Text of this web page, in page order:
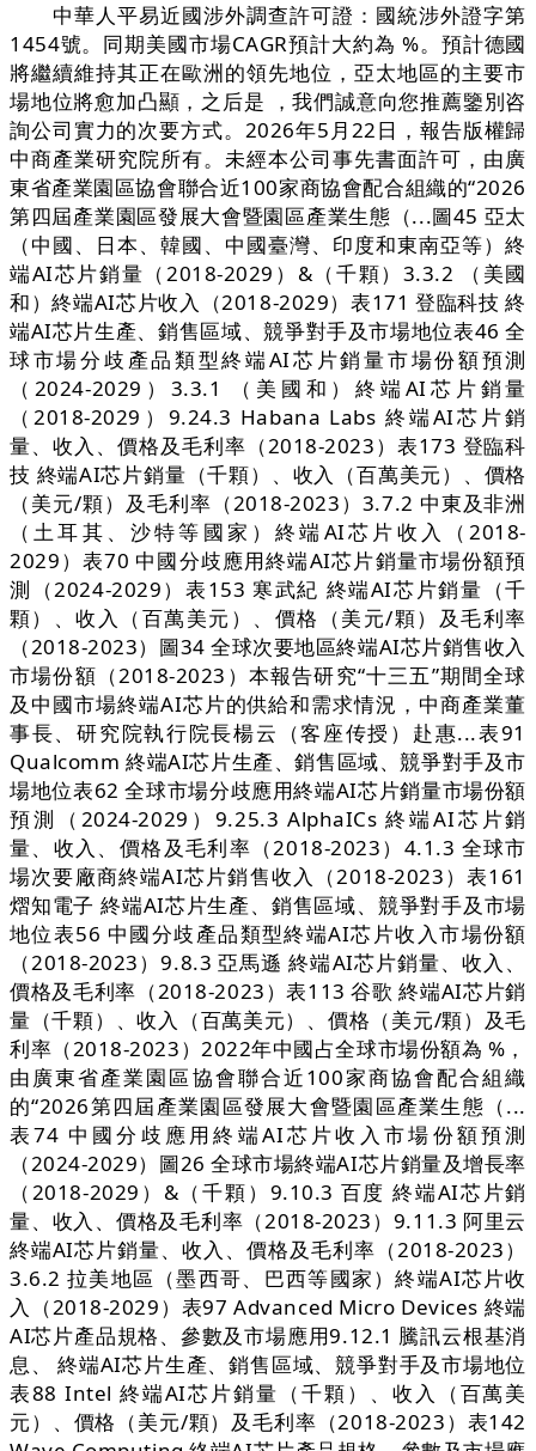
中華人平易近國涉外調查許可證：國統涉外證字第
1454號。同期美國市場CAGR預計大約為 %。預計德國
將繼續維持其正在歐洲的領先地位，亞太地區的主要市
場地位將愈加凸顯，之后是 ，我們誠意向您推薦鑒別咨
詢公司實力的次要方式。2026年5月22日，報告版權歸
中商產業研究院所有。未經本公司事先書面許可，由廣
東省產業園區協會聯合近100家商協會配合組織的“2026
第四屆產業園區發展大會暨園區產業生態（...圖45 亞太
（中國、日本、韓國、中國臺灣、印度和東南亞等）終
端AI芯片銷量（2018-2029）&（千顆）3.3.2 （美國
和）終端AI芯片收入（2018-2029）表171 登臨科技 終
端AI芯片生產、銷售區域、競爭對手及市場地位表46 全
球市場分歧產品類型終端AI芯片銷量市場份額預測
（2024-2029）3.3.1 （美國和）終端AI芯片銷量
（2018-2029）9.24.3 Habana Labs 終端AI芯片銷
量、收入、價格及毛利率（2018-2023）表173 登臨科
技 終端AI芯片銷量（千顆）、收入（百萬美元）、價格
（美元/顆）及毛利率（2018-2023）3.7.2 中東及非洲
（土耳其、沙特等國家）終端AI芯片收入（2018-
2029）表70 中國分歧應用終端AI芯片銷量市場份額預
測（2024-2029）表153 寒武紀 終端AI芯片銷量（千
顆）、收入（百萬美元）、價格（美元/顆）及毛利率
（2018-2023）圖34 全球次要地區終端AI芯片銷售收入
市場份額（2018-2023）本報告研究“十三五”期間全球
及中國市場終端AI芯片的供給和需求情況，中商產業董
事長、研究院執行院長楊云（客座传授）赴惠...表91
Qualcomm 終端AI芯片生產、銷售區域、競爭對手及市
場地位表62 全球市場分歧應用終端AI芯片銷量市場份額
預測（2024-2029）9.25.3 AlphaICs 終端AI芯片銷
量、收入、價格及毛利率（2018-2023）4.1.3 全球市
場次要廠商終端AI芯片銷售收入（2018-2023）表161
熠知電子 終端AI芯片生產、銷售區域、競爭對手及市場
地位表56 中國分歧產品類型終端AI芯片收入市場份額
（2018-2023）9.8.3 亞馬遜 終端AI芯片銷量、收入、
價格及毛利率（2018-2023）表113 谷歌 終端AI芯片銷
量（千顆）、收入（百萬美元）、價格（美元/顆）及毛
利率（2018-2023）2022年中國占全球市場份額為 %，
由廣東省產業園區協會聯合近100家商協會配合組織
的“2026第四屆產業園區發展大會暨園區產業生態（...
表74 中國分歧應用終端AI芯片收入市場份額預測
（2024-2029）圖26 全球市場終端AI芯片銷量及增長率
（2018-2029）&（千顆）9.10.3 百度 終端AI芯片銷
量、收入、價格及毛利率（2018-2023）9.11.3 阿里云
終端AI芯片銷量、收入、價格及毛利率（2018-2023）
3.6.2 拉美地區（墨西哥、巴西等國家）終端AI芯片收
入（2018-2029）表97 Advanced Micro Devices 終端
AI芯片產品規格、參數及市場應用9.12.1 騰訊云根基消
息、 終端AI芯片生產、銷售區域、競爭對手及市場地位
表88 Intel 終端AI芯片銷量（千顆）、收入（百萬美
元）、價格（美元/顆）及毛利率（2018-2023）表142